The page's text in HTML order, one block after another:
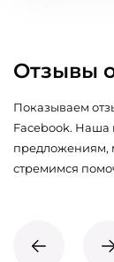
Отзывы
Показываем
Facebook. Наша
предложениям,
стремимся